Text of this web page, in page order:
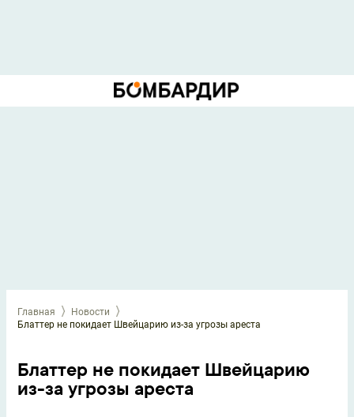
Главная
Новости
Блаттер не покидает Швейцарию из-за угрозы ареста
Блаттер не покидает Швейцарию
из-за угрозы ареста